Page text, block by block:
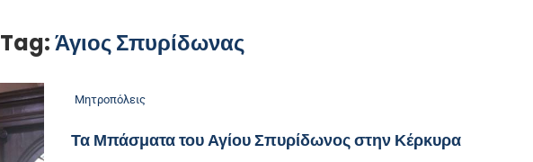
Tag:Άγιος Σπυρίδωνας
Μητροπόλεις
Τα Μπάσματα του Αγίου Σπυρίδωνος στην Κέρκυρα